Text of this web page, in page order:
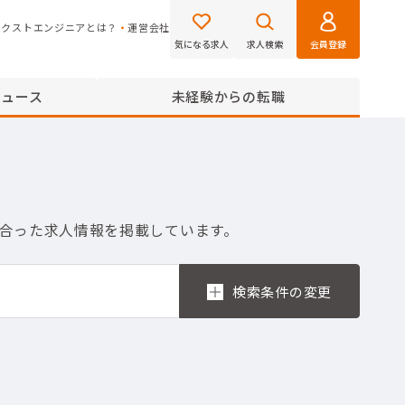
ストエンジニアとは？ 運営会社
気になる求人 求人検索 会員登録
ース 未経験からの転職
た求人情報を掲載しています。